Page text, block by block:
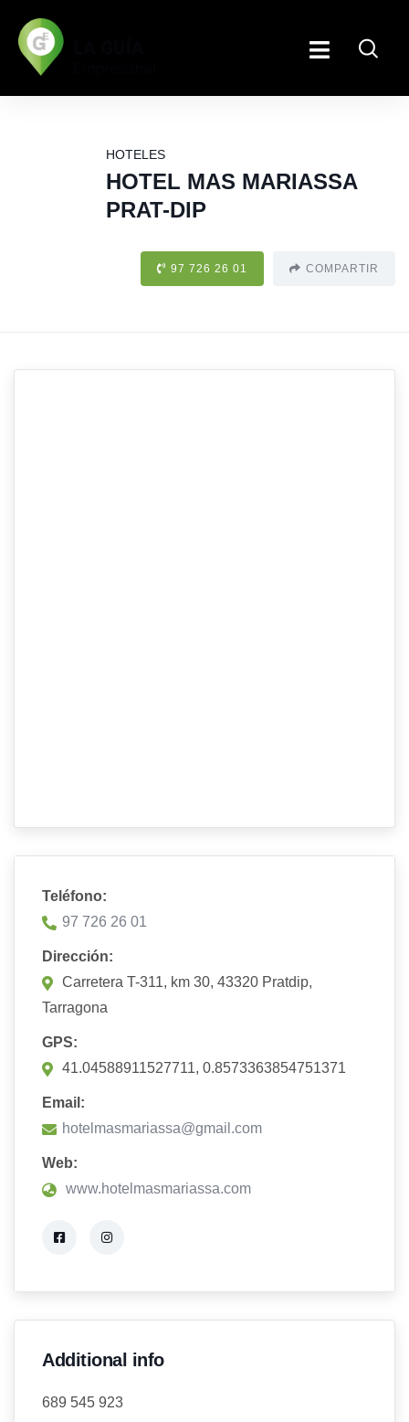
HOTELES
HOTEL MAS MARIASSA
PRAT-DIP
97 726 26 01 COMPARTIR
Teléfono:
97 726 26 01
Dirección:
Carretera T-311, km 30, 43320 Pratdip,
Tarragona
GPS:
41.04588911527711, 0.8573363854751371
Email:
hotelmasmariassa@gmail.com
Web:
www.hotelmasmariassa.com
Additional info
689 545 923